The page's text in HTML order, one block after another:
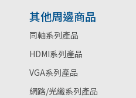
其他周邊商品
同軸系列產品
HDMI系列產品
VGA系列產品
網路/光纖系列產品